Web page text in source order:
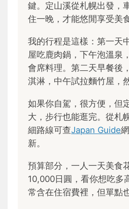
鍵。定山溪從札幌出發，
住一晚，才能悠閒享受美食
我的行程是這樣：第一天
屋吃鹿肉鍋，下午泡溫泉
會席料理。第二天早餐後
淇淋，中午試拉麵竹屋，
如果你自駕，很方便，但
大，步行也能逛完。從札
細路線可查Japan Guide
新。
預算部分，一人一天美食
10,000日圓，看你想吃多
常含在住宿費裡，但單點